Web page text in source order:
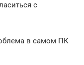
с
в самом ПК